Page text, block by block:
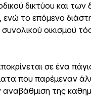
δικτύου και
το επόμενο
οικισμού
σε ένα
που παρέμεναν
αναβάθμιση της